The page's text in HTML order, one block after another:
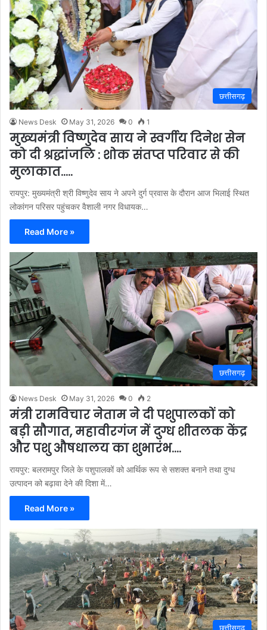
छत्तीसगढ़
News Desk May 31, 2026 0 1
मुख्यमंत्री विष्णुदेव साय ने स्वर्गीय दिनेश सेन
को दी श्रद्धांजलि : शोक संतप्त परिवार से की
मुलाकात…..
रायपुर: मुख्यमंत्री श्री विष्णुदेव साय ने अपने दुर्ग प्रवास के दौरान आज भिलाई स्थित
लोकांगन परिसर पहुंचकर वैशाली नगर विधायक…
Read More »
छत्तीसगढ़
News Desk May 31, 2026 0 2
मंत्री रामविचार नेताम ने दी पशुपालकों को
बड़ी सौगात, महावीरगंज में दुग्ध शीतलक केंद्र
और पशु औषधालय का शुभारंभ….
रायपुर: बलरामपुर जिले के पशुपालकों को आर्थिक रूप से सशक्त बनाने तथा दुग्ध
उत्पादन को बढ़ावा देने की दिशा में…
Read More »
छत्तीसगढ़